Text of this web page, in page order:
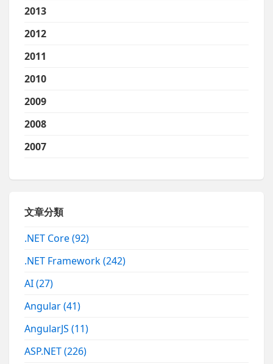
2013
2012
2011
2010
2009
2008
2007
文章分類
.NET Core(92)
.NET Framework(242)
AI(27)
Angular(41)
AngularJS(11)
ASP.NET(226)